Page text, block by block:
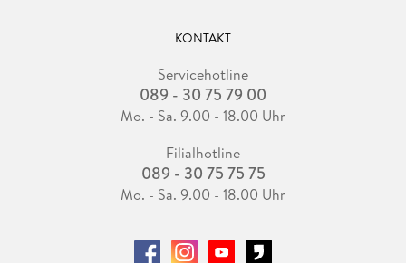
KONTAKT
Servicehotline
089 - 30 75 79 00
Mo. - Sa. 9.00 - 18.00 Uhr
Filialhotline
089 - 30 75 75 75
Mo. - Sa. 9.00 - 18.00 Uhr